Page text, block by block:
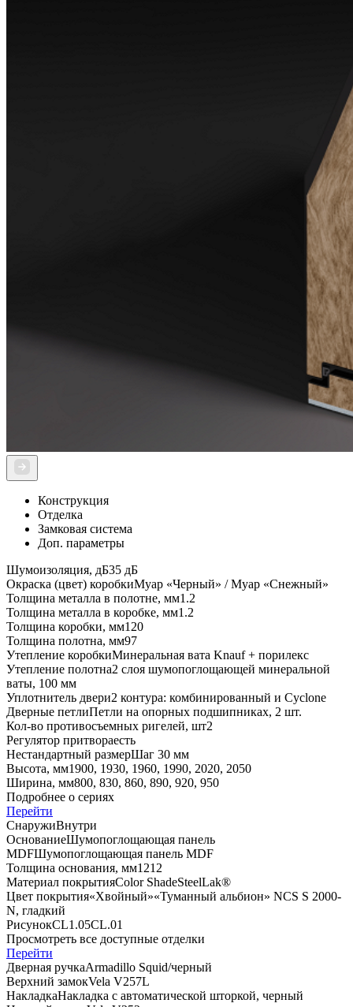
Конструкция
Отделка
Замковая система
Доп. параметры
Шумоизоляция, дБ35 дБ
Окраска (цвет) коробкиМуaр «Черный» / Муaр «Снежный»
Толщина металла в полотне, мм1.2
Толщина металла в коробке, мм1.2
Толщина коробки, мм120
Толщина полотна, мм97
Утепление коробкиМинеральная вата Knauf + порилекс
Утепление полотна2 слоя шумопоглощающей минеральной
ваты, 100 мм
Уплотнитель двери2 контура: комбинированный и Cyclone
Дверные петлиПетли на опорных подшипниках, 2 шт.
Кол-во противосъемных ригелей, шт2
Регулятор притвораесть
Нестандартный размерШаг 30 мм
Высота, мм1900, 1930, 1960, 1990, 2020, 2050
Ширина, мм800, 830, 860, 890, 920, 950
Подробнее о сериях
Перейти
СнаружиВнутри
ОснованиеШумопоглощающая панель
MDFШумопоглощающая панель MDF
Толщина основания, мм1212
Материал покрытияColor ShadeSteelLak®
Цвет покрытия«Хвойный»«Туманный альбион» NCS S 2000-
N, гладкий
РисунокCL1.05CL.01
Просмотреть все доступные отделки
Перейти
Дверная ручкаArmadillo Squid/черный
Верхний замокVela V257L
НакладкаНакладка с автоматической шторкой, черный